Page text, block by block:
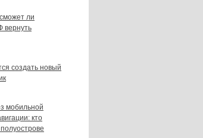
ли
вернуть
создать новый
мобильной
кто